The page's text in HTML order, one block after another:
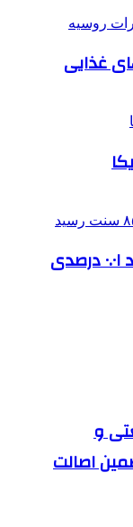
غذایی
قیمت طلای جهانی امروز ۲۴ دی؛ رشد ۰.۰۱ درصدی
و
اصالت